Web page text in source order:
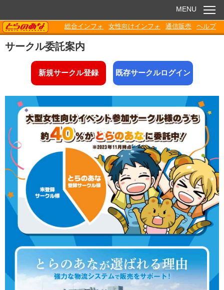
お知らせ
電子書籍
Q&A
各種ダウンロード
MENU
TORANOANA
総合インフォ 女性向けインフォ 通信販売 ヘルプ
サークル委託案内
新規サークル登録 既存サークルログイン